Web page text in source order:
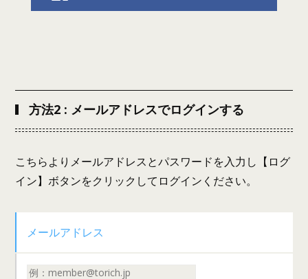
方法2 : メールアドレスでログインする
こちらよりメールアドレスとパスワードを入力し【ログ
イン】ボタンをクリックしてログインください。
メールアドレス